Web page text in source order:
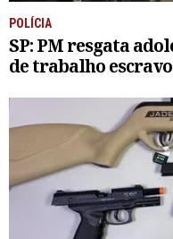
POLÍCIA
SP: PM resgata
de trabalho